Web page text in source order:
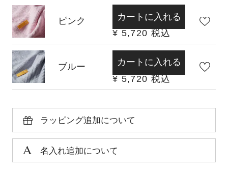
ピンク
¥ 5,720 税込
カートに入れる
ブルー
¥ 5,720 税込
カートに入れる
ラッピング追加について
名入れ追加について